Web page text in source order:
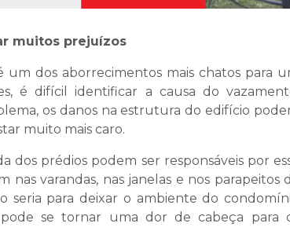
muitos prejuízos
dos aborrecimentos mais chatos para
é difícil identificar a causa do
os danos na estrutura do edifício
muito mais caro.
dos prédios podem ser responsáveis por
varandas, nas janelas e nos parapeitos
seria para deixar o ambiente do
se tornar uma dor de cabeça para